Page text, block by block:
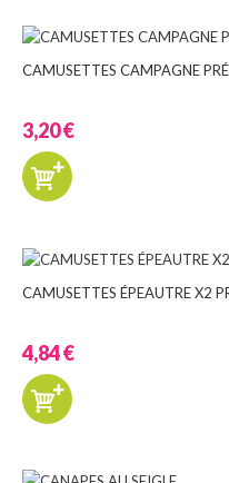
CAMUSETTES CAMPAGNE
3,20 €
CAMUSETTES ÉPEAUTRE X2
4,84 €